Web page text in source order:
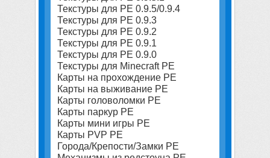
Текстуры для PE 0.9.5/0.9.4
Текстуры для PE 0.9.3
Текстуры для PE 0.9.2
Текстуры для PE 0.9.1
Текстуры для PE 0.9.0
Текстуры для Minecraft PE
Карты на прохождение PE
Карты на выживание PE
Карты головоломки PE
Карты паркур PE
Карты мини игры PE
Карты PVP PE
Города/Крепости/Замки PE